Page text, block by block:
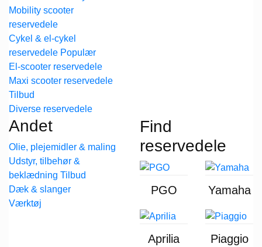
Mobility scooter
reservedele
Cykel & el-cykel
reservedele
El-scooter reservedele
Maxi scooter reservedele
Diverse reservedele
Andet
Olie, plejemidler & maling
Udstyr, tilbehør &
beklædning
Dæk & slanger
Værktøj
Find
reservedele
PGO Yamaha
Aprilia Piaggio